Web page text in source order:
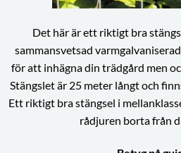
Det här är ett riktigt bra
sammansvetsad
för att inhägna din trädgård men
Stängslet är 25 meter långt och
Ett riktigt bra stängsel i
rådjuren borta från